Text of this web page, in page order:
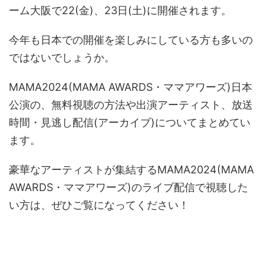
ーム大阪で22(金)、23日(土)に開催されます。
今年も日本での開催を楽しみにしている方も多いの
ではないでしょうか。
MAMA2024(MAMA AWARDS・ママアワーズ)日本
公演の、無料視聴の方法や出演アーティスト、放送
時間・見逃し配信(アーカイブ)についてまとめてい
ます。
豪華なアーティストが集結するMAMA2024(MAMA
AWARDS・ママアワーズ)のライブ配信で視聴した
い方は、ぜひご覧になってください！